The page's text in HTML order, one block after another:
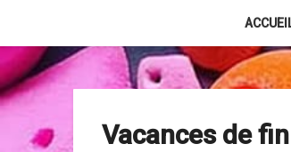
content
Vacances de